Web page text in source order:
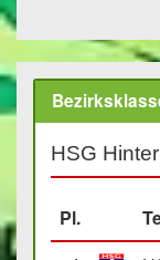
HSG
Pl.